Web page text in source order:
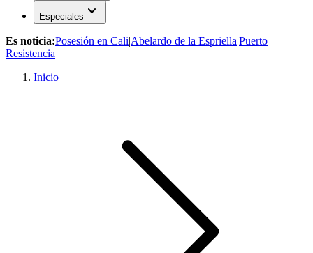
Especiales expand_more
Es noticia:Posesión en Cali|Abelardo de la Espriella|Puerto
Resistencia
Inicio